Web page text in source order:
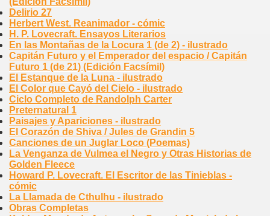
Delirio 27
Herbert West. Reanimador - cómic
H. P. Lovecraft. Ensayos Literarios
En las Montañas de la Locura 1 (de 2) - ilustrado
Capitán Futuro y el Emperador del espacio / Capitán
Futuro 1 (de 21) (Edición Facsímil)
El Estanque de la Luna - ilustrado
El Color que Cayó del Cielo - ilustrado
Ciclo Completo de Randolph Carter
Preternatural 1
Paisajes y Apariciones - ilustrado
El Corazón de Shiva / Jules de Grandin 5
Canciones de un Juglar Loco (Poemas)
La Venganza de Vulmea el Negro y Otras Historias de
Golden Fleece
Howard P. Lovecraft. El Escritor de las Tinieblas -
cómic
La Llamada de Cthulhu - ilustrado
Obras Completas